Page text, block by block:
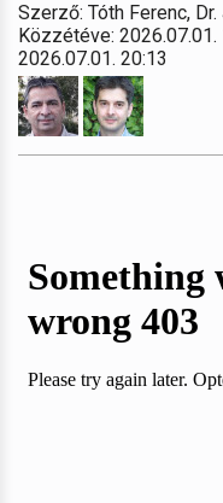
Szerző: Tóth Ferenc,
Közzétéve:
2026.07.01. 20:13